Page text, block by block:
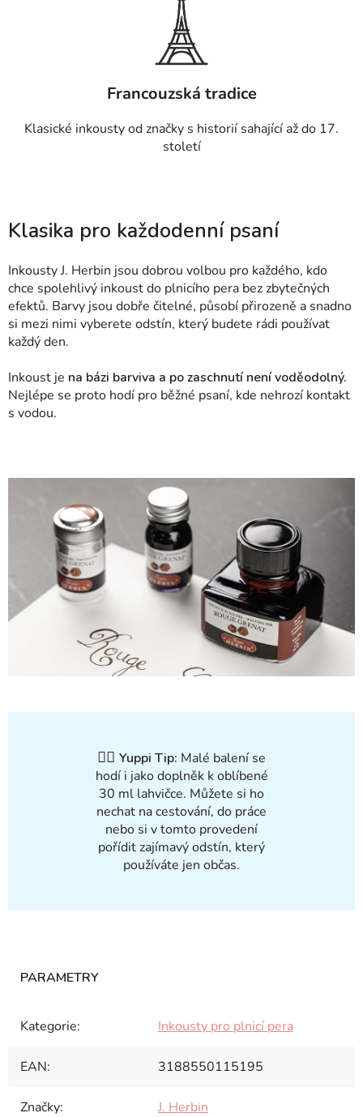
Francouzská tradice
Klasické inkousty od značky s historií sahající až do 17.
století
Klasika pro každodenní psaní
Inkousty J. Herbin jsou dobrou volbou pro každého, kdo
chce spolehlivý inkoust do plnicího pera bez zbytečných
efektů. Barvy jsou dobře čitelné, působí přirozeně a snadno
si mezi nimi vyberete odstín, který budete rádi používat
každý den.
Inkoust je na bázi barviva a po zaschnutí není voděodolný.
Nejlépe se proto hodí pro běžné psaní, kde nehrozí kontakt
s vodou.
✍🏻 Yuppi Tip: Malé balení se
hodí i jako doplněk k oblíbené
30 ml lahvičce. Můžete si ho
nechat na cestování, do práce
nebo si v tomto provedení
pořídit zajímavý odstín, který
používáte jen občas.
Kategorie: Inkousty pro plnicí pera
EAN: 3188550115195
Značky: J. Herbin